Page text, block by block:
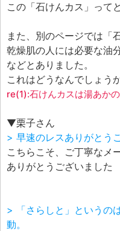
この「石けんカス」って
また、別のページでは「
乾燥肌の人には必要な油
などとありました。
これはどうなんでしょう
re(1):石けんカスは湯あか
▼栗子さん
> 早速のレスありがとう
こちらこそ、ご丁寧なメ
ありがとうございまし
> 「さらしと」というの
動。